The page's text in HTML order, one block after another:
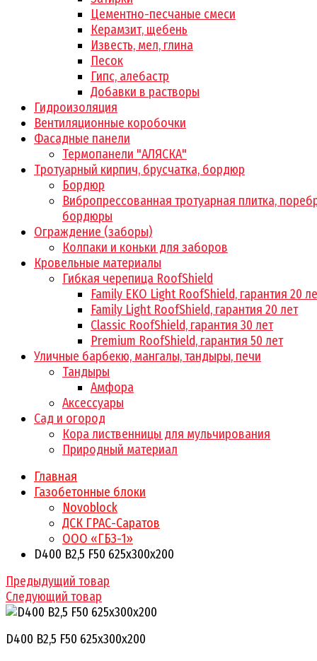
Цементно-песчаные смеси
Керамзит, щебень
Известь, мел, глина
Песок
Гипс, алебастр
Добавки в растворы
Гидроизоляция
Вентиляционные коробочки
Фасадные панели
Термопанели "АЛЯСКА"
Тротуарный кирпич, брусчатка, бордюр
Бордюр
Вибропрессованная тротуарная плитка,
бордюры
Ограждение (заборы)
Колпаки и коньки для заборов
Кровельные материалы
Гибкая черепица RoofShield
Family EKO Light RoofShield, гарантия 20
Family Light RoofShield, гарантия 20 лет
Classic RoofShield, гарантия 30 лет
Premium RoofShield, гарантия 50 лет
Уличные барбекю, мангалы, тандыры, печи
Тандыры
Амфора
Аксессуары
Сад и огород
Кора лиственницы для мульчирования
Природный материал
Главная
Газобетонные блоки
Novoblock
ДСК ГРАС-Саратов
ООО «ГБЗ-1»
D400 B2,5 F50 625x300x200
Предыдущий товар
Следующий товар
D400 B2,5 F50 625x300x200